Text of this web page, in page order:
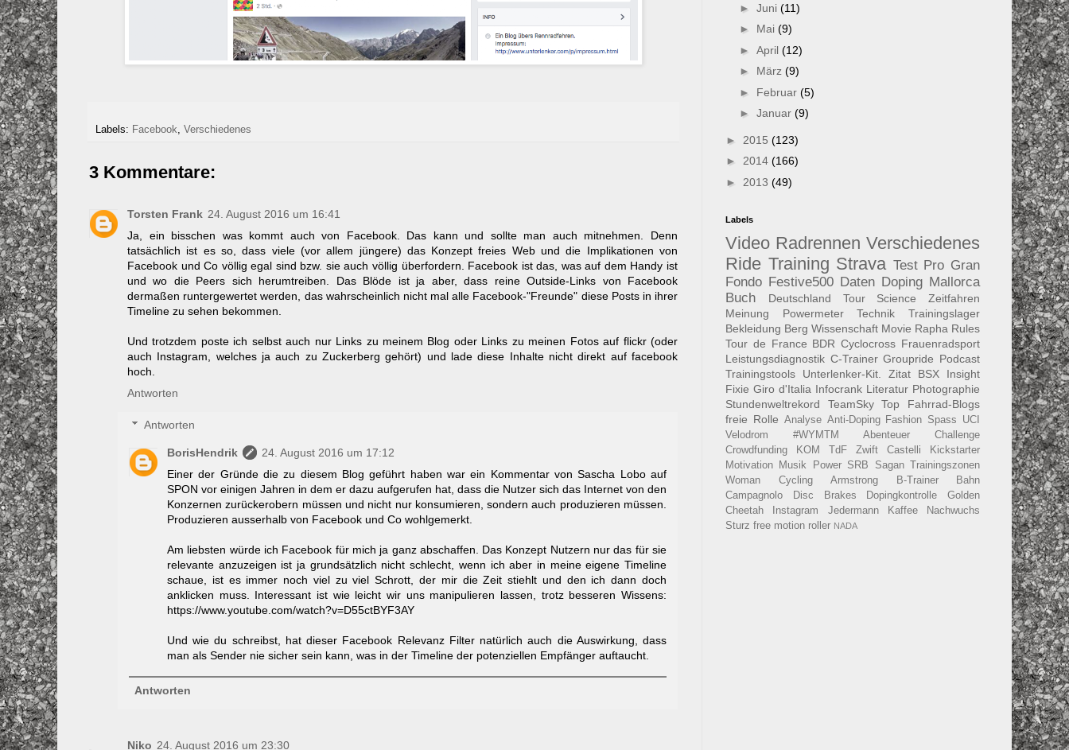
Labels: Facebook, Verschiedenes
3 Kommentare:
Torsten Frank 24. August 2016 um 16:41
Ja, ein bisschen was kommt auch von Facebook. Das kann und sollte man auch mitnehmen. Denn
tatsächlich ist es so, dass viele (vor allem jüngere) das Konzept freies Web und die Implikationen von
Facebook und Co völlig egal sind bzw. sie auch völlig überfordern. Facebook ist das, was auf dem Handy ist
und wo die Peers sich herumtreiben. Das Blöde ist ja aber, dass reine Outside-Links von Facebook
dermaßen runtergewertet werden, das wahrscheinlich nicht mal alle Facebook-"Freunde" diese Posts in ihrer
Timeline zu sehen bekommen.
Und trotzdem poste ich selbst auch nur Links zu meinem Blog oder Links zu meinen Fotos auf flickr (oder
auch Instagram, welches ja auch zu Zuckerberg gehört) und lade diese Inhalte nicht direkt auf facebook
hoch.
Antworten
Antworten
BorisHendrik
24. August 2016 um 17:12
Einer der Gründe die zu diesem Blog geführt haben war ein Kommentar von Sascha Lobo auf
SPON vor einigen Jahren in dem er dazu aufgerufen hat, dass die Nutzer sich das Internet von den
Konzernen zurückerobern müssen und nicht nur konsumieren, sondern auch produzieren müssen.
Produzieren ausserhalb von Facebook und Co wohlgemerkt.
Am liebsten würde ich Facebook für mich ja ganz abschaffen. Das Konzept Nutzern nur das für sie
relevante anzuzeigen ist ja grundsätzlich nicht schlecht, wenn ich aber in meine eigene Timeline
schaue, ist es immer noch viel zu viel Schrott, der mir die Zeit stiehlt und den ich dann doch
anklicken muss. Interessant ist wie leicht wir uns manipulieren lassen, trotz besseren Wissens:
https://www.youtube.com/watch?v=D55ctBYF3AY
Und wie du schreibst, hat dieser Facebook Relevanz Filter natürlich auch die Auswirkung, dass
man als Sender nie sicher sein kann, was in der Timeline der potenziellen Empfänger auftaucht.
Antworten
Niko 24. August 2016 um 23:30
► Juni (11)
► Mai (9)
► April (12)
► März (9)
► Februar (5)
► Januar (9)
► 2015 (123)
► 2014 (166)
► 2013 (49)
Labels
Video Radrennen Verschiedenes
Ride Training Strava Test Pro Gran
Fondo Festive500 Daten Doping Mallorca
Buch
Deutschland Tour Science
Zeitfahren
Meinung
Powermeter Technik
Trainingslager
Bekleidung Berg Wissenschaft Movie Rapha Rules
Tour de France BDR Cyclocross Frauenradsport
Leistungsdiagnostik C-Trainer Groupride Podcast
Trainingstools
Unterlenker-Kit. Zitat
BSX Insight
Fixie Giro d'Italia Infocrank Literatur Photographie
Stundenweltrekord
TeamSky
Top Fahrrad-Blogs
freie Rolle Analyse Anti-Doping Fashion Spass
UCI
Velodrom
#WYMTM Abenteuer
Challenge
Crowdfunding
KOM TdF Zwift Castelli
Kickstarter
Motivation
Musik Power SRB Sagan
Trainingszonen
Woman Cycling
Armstrong B-Trainer
Bahn
Campagnolo
Disc Brakes Dopingkontrolle
Golden
Cheetah
Instagram Jedermann Kaffee
Nachwuchs
Sturz free motion roller NADA